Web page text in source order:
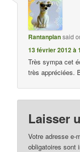
Rantanplansaid
13 février 2012 à
Très sympa cet
très appréciées.
Laisser
Votre adresse e-
obligatoires sont